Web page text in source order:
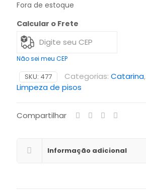
Fora de estoque
Calcular o Frete
Não sei meu CEP
SKU: 477 Categorias: Catarina,
Limpeza de pisos
Compartilhar
Informação adicional